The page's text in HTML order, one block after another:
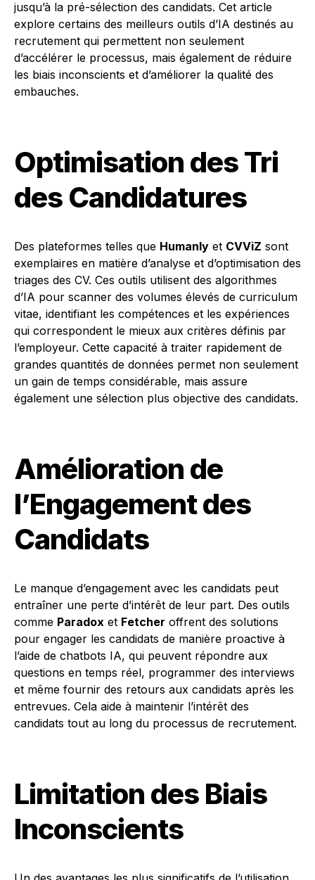
jusqu’à la pré-sélection des candidats. Cet article
explore certains des meilleurs outils d’IA destinés au
recrutement qui permettent non seulement
d’accélérer le processus, mais également de réduire
les biais inconscients et d’améliorer la qualité des
embauches.
Optimisation des Tri
des Candidatures
Des plateformes telles que Humanly et CVViZ sont
exemplaires en matière d’analyse et d’optimisation des
triages des CV. Ces outils utilisent des algorithmes
d’IA pour scanner des volumes élevés de curriculum
vitae, identifiant les compétences et les expériences
qui correspondent le mieux aux critères définis par
l’employeur. Cette capacité à traiter rapidement de
grandes quantités de données permet non seulement
un gain de temps considérable, mais assure
également une sélection plus objective des candidats.
Amélioration de
l’Engagement des
Candidats
Le manque d’engagement avec les candidats peut
entraîner une perte d’intérêt de leur part. Des outils
comme Paradox et Fetcher offrent des solutions
pour engager les candidats de manière proactive à
l’aide de chatbots IA, qui peuvent répondre aux
questions en temps réel, programmer des interviews
et même fournir des retours aux candidats après les
entrevues. Cela aide à maintenir l’intérêt des
candidats tout au long du processus de recrutement.
Limitation des Biais
Inconscients